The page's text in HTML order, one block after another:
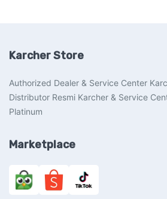
Karcher Store
Authorized Dealer & Service Center
Distributor Resmi Karcher & Service
Platinum
Marketplace